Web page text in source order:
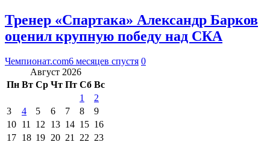
Тренер «Спартака» Александр Барков
оценил крупную победу над СКА
Чемпионат.com6 месяцев спустя 0
Август 2026
Пн Вт Ср Чт Пт Сб Вс
1
2
3
4 5 6 7 8
9
10 11 12 13 14 15 16
17 18 19 20 21 22 23